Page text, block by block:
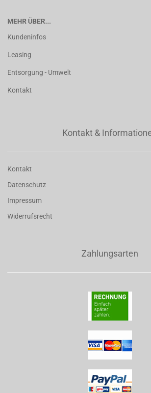
MEHR ÜBER...
Kundeninfos
Leasing
Entsorgung - Umwelt
Kontakt
Kontakt &
Kontakt
Datenschutz
Impressum
Widerrufsrecht
Zahlungsarten